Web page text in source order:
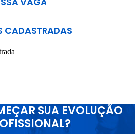
CADASTRADAS
SUA EVOLUÇÃO